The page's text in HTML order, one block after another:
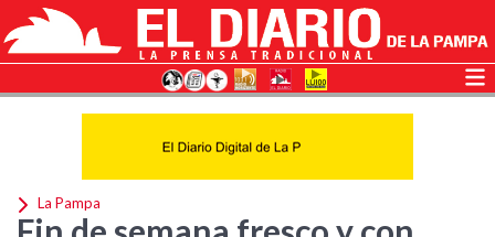
La Pampa